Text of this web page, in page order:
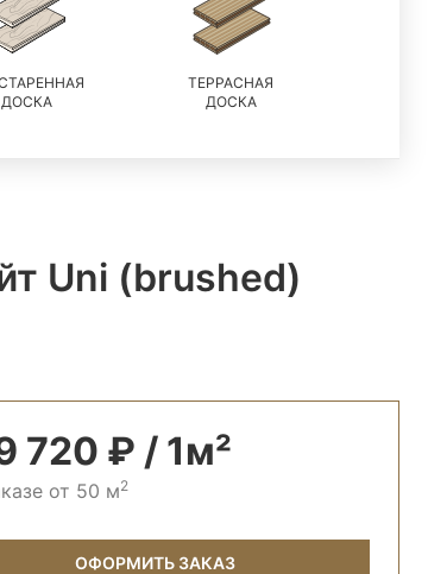
ДОСКА
ТЕРРАСНАЯ
ДОСКА
Uni (brushed)
720 ₽ / 1м²
от 50 м2
ОФОРМИТЬ ЗАКАЗ